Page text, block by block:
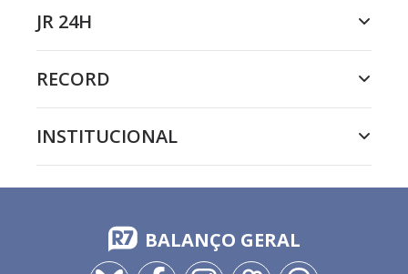
JR 24H
RECORD
INSTITUCIONAL
BALANÇO GERAL